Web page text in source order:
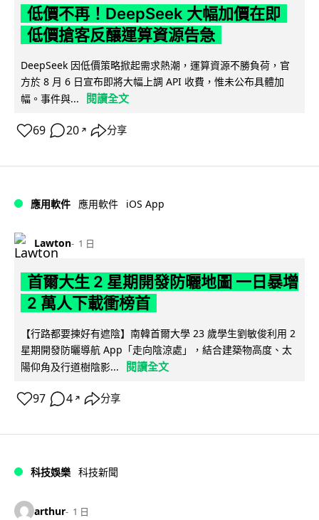
低價不再！DeepSeek 大幅加價在即
低價搶客反釀運算資源告急
DeepSeek 因低價策略掀起需求熱潮，運算資源不勝負荷，官
方於 8 月 6 日宣布即將大幅上調 API 收費，惟未公布具體加
幅。事件與...
閱讀全文
69 20 ↗ 分享
應用軟件 應用軟件 iOS App
Lawton 1 日
首爾大生 2 星期開發防曬地圖 一日暴增
2 萬人下載衝榜首
【行路都要揀好有遮陰】南韓首爾大學 23 歲學生劉敏俊利用 2
星期開發防曬導航 App「走向陰涼處」，結合建築物高度、太
陽仰角及行道樹陰影...
閱讀全文
97 4 ↗ 分享
科技娛樂 科技新聞
arthur 1 日